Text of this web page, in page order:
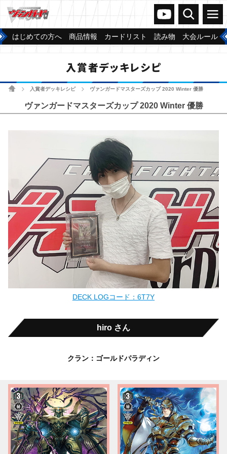
ヴァンガードch
検索 メニュー
はじめての方へ 商品情報 カードリスト 読み物 大会ルール
入賞者デッキレシピ
ホーム 入賞者デッキレシピ ヴァンガードマスターズカップ 2020 Winter 優勝
ヴァンガードマスターズカップ 2020 Winter 優勝
DECK LOGコード：6T7Y
hiro さん
クラン：ゴールドパラディン